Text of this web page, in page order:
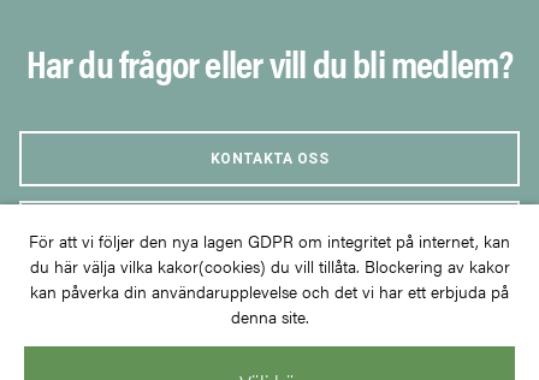
Har du frågor eller vill du bli medlem?
KONTAKTA OSS
För att vi följer den nya lagen GDPR om integritet på internet, kan
du här välja vilka kakor(cookies) du vill tillåta. Blockering av kakor
kan påverka din användarupplevelse och det vi har ett erbjuda på
denna site.